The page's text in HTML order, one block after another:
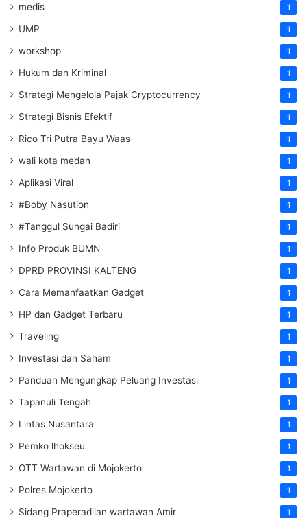
medis 1
UMP 1
workshop 1
Hukum dan Kriminal 1
Strategi Mengelola Pajak Cryptocurrency 1
Strategi Bisnis Efektif 1
Rico Tri Putra Bayu Waas 1
wali kota medan 1
Aplikasi Viral 1
#Boby Nasution 1
#Tanggul Sungai Badiri 1
Info Produk BUMN 1
DPRD PROVINSI KALTENG 1
Cara Memanfaatkan Gadget 1
HP dan Gadget Terbaru 1
Traveling 1
Investasi dan Saham 1
Panduan Mengungkap Peluang Investasi 1
Tapanuli Tengah 1
Lintas Nusantara 1
Pemko lhokseu 1
OTT Wartawan di Mojokerto 1
Polres Mojokerto 1
Sidang Praperadilan wartawan Amir 1